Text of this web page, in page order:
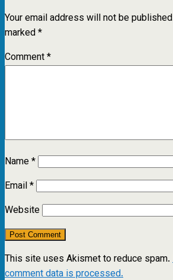
Your email address will not be
marked*
Comment*
Name*
Email*
Website
This site uses Akismet to reduce spam.
comment data is processed.